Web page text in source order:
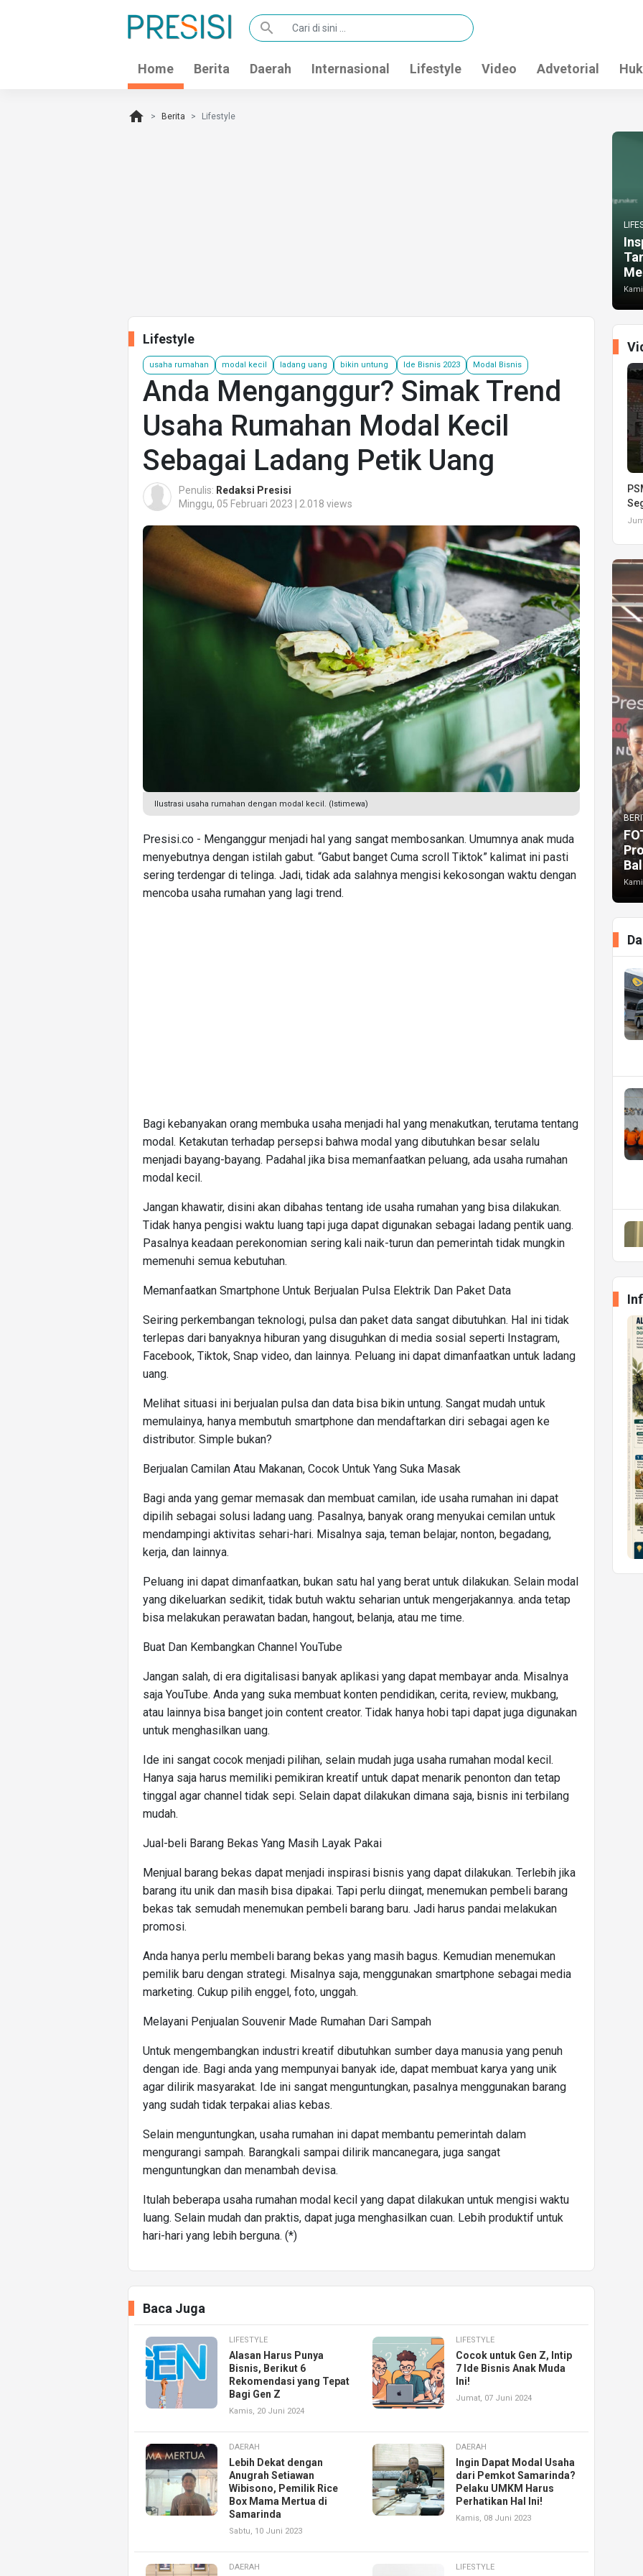
search
Home Berita Daerah Internasional Lifestyle Video Advetorial
home Berita Lifestyle
Lifestyle
usaha rumahan modal kecil ladang uang bikin untung Ide Bisnis 2023 Modal Bisnis
Anda Menganggur? Simak Trend
Usaha Rumahan Modal Kecil
Sebagai Ladang Petik Uang
Penulis: Redaksi Presisi
Minggu, 05 Februari 2023 | 2.018 views
Ilustrasi usaha rumahan dengan modal kecil. (Istimewa)
Presisi.co - Menganggur menjadi hal yang sangat membosankan. Umumnya anak muda
menyebutnya dengan istilah gabut. “Gabut banget Cuma scroll Tiktok” kalimat ini pasti
sering terdengar di telinga. Jadi, tidak ada salahnya mengisi kekosongan waktu dengan
mencoba usaha rumahan yang lagi trend.
Bagi kebanyakan orang membuka usaha menjadi hal yang menakutkan, terutama tentang
modal. Ketakutan terhadap persepsi bahwa modal yang dibutuhkan besar selalu
menjadi bayang-bayang. Padahal jika bisa memanfaatkan peluang, ada usaha rumahan
modal kecil.
Jangan khawatir, disini akan dibahas tentang ide usaha rumahan yang bisa dilakukan.
Tidak hanya pengisi waktu luang tapi juga dapat digunakan sebagai ladang pentik uang.
Pasalnya keadaan perekonomian sering kali naik-turun dan pemerintah tidak mungkin
memenuhi semua kebutuhan.
Memanfaatkan Smartphone Untuk Berjualan Pulsa Elektrik Dan Paket Data
Seiring perkembangan teknologi, pulsa dan paket data sangat dibutuhkan. Hal ini tidak
terlepas dari banyaknya hiburan yang disuguhkan di media sosial seperti Instagram,
Facebook, Tiktok, Snap video, dan lainnya. Peluang ini dapat dimanfaatkan untuk ladang
uang.
Melihat situasi ini berjualan pulsa dan data bisa bikin untung. Sangat mudah untuk
memulainya, hanya membutuh smartphone dan mendaftarkan diri sebagai agen ke
distributor. Simple bukan?
Berjualan Camilan Atau Makanan, Cocok Untuk Yang Suka Masak
Bagi anda yang gemar memasak dan membuat camilan, ide usaha rumahan ini dapat
dipilih sebagai solusi ladang uang. Pasalnya, banyak orang menyukai cemilan untuk
mendampingi aktivitas sehari-hari. Misalnya saja, teman belajar, nonton, begadang,
kerja, dan lainnya.
Peluang ini dapat dimanfaatkan, bukan satu hal yang berat untuk dilakukan. Selain modal
yang dikeluarkan sedikit, tidak butuh waktu seharian untuk mengerjakannya. anda tetap
bisa melakukan perawatan badan, hangout, belanja, atau me time.
Buat Dan Kembangkan Channel YouTube
Jangan salah, di era digitalisasi banyak aplikasi yang dapat membayar anda. Misalnya
saja YouTube. Anda yang suka membuat konten pendidikan, cerita, review, mukbang,
atau lainnya bisa banget join content creator. Tidak hanya hobi tapi dapat juga digunakan
untuk menghasilkan uang.
Ide ini sangat cocok menjadi pilihan, selain mudah juga usaha rumahan modal kecil.
Hanya saja harus memiliki pemikiran kreatif untuk dapat menarik penonton dan tetap
tinggal agar channel tidak sepi. Selain dapat dilakukan dimana saja, bisnis ini terbilang
mudah.
Jual-beli Barang Bekas Yang Masih Layak Pakai
Menjual barang bekas dapat menjadi inspirasi bisnis yang dapat dilakukan. Terlebih jika
barang itu unik dan masih bisa dipakai. Tapi perlu diingat, menemukan pembeli barang
bekas tak semudah menemukan pembeli barang baru. Jadi harus pandai melakukan
promosi.
Anda hanya perlu membeli barang bekas yang masih bagus. Kemudian menemukan
pemilik baru dengan strategi. Misalnya saja, menggunakan smartphone sebagai media
marketing. Cukup pilih enggel, foto, unggah.
Melayani Penjualan Souvenir Made Rumahan Dari Sampah
Untuk mengembangkan industri kreatif dibutuhkan sumber daya manusia yang penuh
dengan ide. Bagi anda yang mempunyai banyak ide, dapat membuat karya yang unik
agar dilirik masyarakat. Ide ini sangat menguntungkan, pasalnya menggunakan barang
yang sudah tidak terpakai alias kebas.
Selain menguntungkan, usaha rumahan ini dapat membantu pemerintah dalam
mengurangi sampah. Barangkali sampai dilirik mancanegara, juga sangat
menguntungkan dan menambah devisa.
Itulah beberapa usaha rumahan modal kecil yang dapat dilakukan untuk mengisi waktu
luang. Selain mudah dan praktis, dapat juga menghasilkan cuan. Lebih produktif untuk
hari-hari yang lebih berguna. (*)
Baca Juga
LIFESTYLE
Alasan Harus Punya
Bisnis, Berikut 6
Rekomendasi yang Tepat
Bagi Gen Z
Kamis, 20 Juni 2024
LIFESTYLE
Cocok untuk Gen Z, Intip
7 Ide Bisnis Anak Muda
Ini!
Jumat, 07 Juni 2024
DAERAH
Lebih Dekat dengan
Anugrah Setiawan
Wibisono, Pemilik Rice
Box Mama Mertua di
Samarinda
Sabtu, 10 Juni 2023
DAERAH
Ingin Dapat Modal Usaha
dari Pemkot Samarinda?
Pelaku UMKM Harus
Perhatikan Hal Ini!
Kamis, 08 Juni 2023
DAERAH LIFESTYLE